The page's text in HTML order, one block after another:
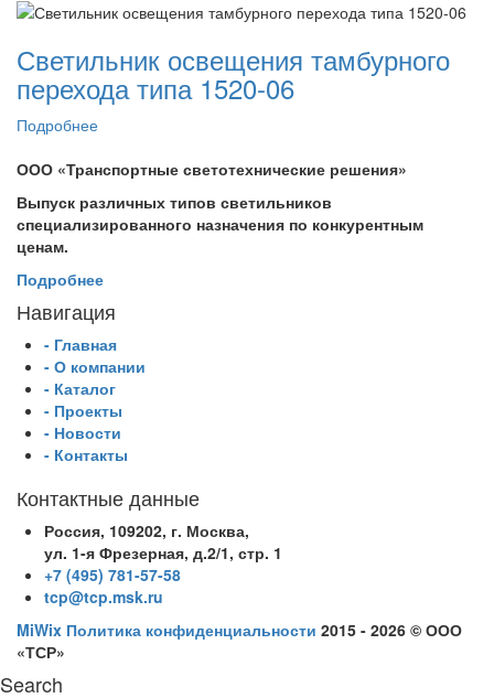
Светильник освещения тамбурного
перехода типа 1520-06
Подробнее
ООО «Транспортные светотехнические решения»
Выпуск различных типов светильников
специализированного назначения по конкурентным
ценам.
Подробнее
Навигация
- Главная
- О компании
- Каталог
- Проекты
- Новости
- Контакты
Контактные данные
Россия, 109202, г. Москва,
ул. 1-я Фрезерная, д.2/1, стр. 1
+7 (495) 781-57-58
tcp@tcp.msk.ru
MiWix Политика конфиденциальности 2015 - 2026 © ООО
«ТСР»
Search